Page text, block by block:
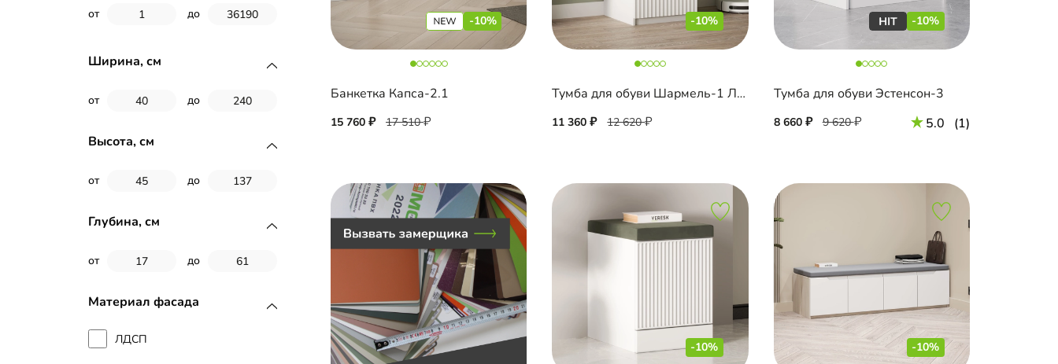
от до
Ширина, см
от до
Высота, см
от до
Глубина, см
от до
Материал фасада
ЛДСП
-10%
Банкетка Капса-2.1
15 760 17 510
-10%
Тумба для обуви Шармель-1 Лайф
11 360 12 620
-10%
Тумба для обуви Эстенсон-3
8 660 9 620 5.0 (1)
-10% -10%